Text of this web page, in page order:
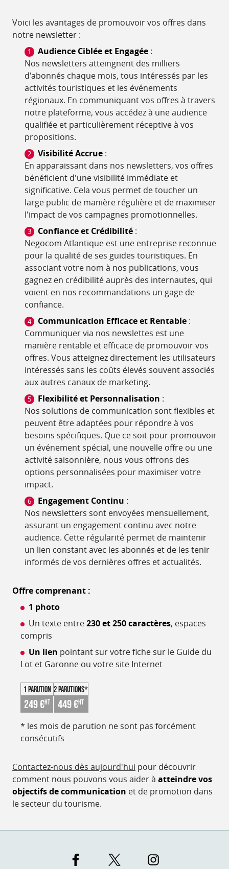
Voici les avantages de promouvoir vos offres dans
notre newsletter :
Audience Ciblée et Engagée:
Nos newsletters atteingnent des milliers
d'abonnés chaque mois, tous intéressés par les
activités touristiques et les événements
régionaux. En communiquant vos offres à travers
notre plateforme, vous accédez à une audience
qualifiée et particulièrement réceptive à vos
propositions.
Visibilité Accrue:
En apparaissant dans nos newsletters, vos offres
bénéficient d'une visibilité immédiate et
significative. Cela vous permet de toucher un
large public de manière régulière et de maximiser
l'impact de vos campagnes promotionnelles.
Confiance et Crédibilité:
Negocom Atlantique est une entreprise reconnue
pour la qualité de ses guides touristiques. En
associant votre nom à nos publications, vous
gagnez en crédibilité auprès des internautes, qui
voient en nos recommandations un gage de
confiance.
Communication Efficace et Rentable:
Communiquer via nos newslettes est une
manière rentable et efficace de promouvoir vos
offres. Vous atteignez directement les utilisateurs
intéressés sans les coûts élevés souvent associés
aux autres canaux de marketing.
Flexibilité et Personnalisation :
Nos solutions de communication sont flexibles et
peuvent être adaptées pour répondre à vos
besoins spécifiques. Que ce soit pour promouvoir
un événement spécial, une nouvelle offre ou une
activité saisonnière, nous vous offrons des
options personnalisées pour maximiser votre
impact.
Engagement Continu :
Nos newsletters sont envoyées mensuellement,
assurant un engagement continu avec notre
audience. Cette régularité permet de maintenir
un lien constant avec les abonnés et de les tenir
informés de vos dernières offres et actualités.
Offre comprenant :
1 photo
Un texte entre230 et 250 caractères, espaces
compris
Un lien pointant sur votre fiche sur le Guide du
Lot et Garonne ou votre site Internet
1 parution 2 parutions*
249 €HT 449 €HT
* les mois de parution ne sont pas forcément
consécutifs
Contactez-nous dès aujourd'hui pour découvrir
comment nous pouvons vous aider à atteindre vos
objectifs de communication et de promotion dans
le secteur du tourisme.